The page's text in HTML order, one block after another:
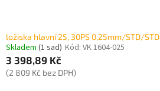
ložiska hlavní 25, 30PS 0,25mm/STD/STD
Skladem (1 sad) Kód: VK 1604-025
3 398,89 Kč
(2 809 Kč bez DPH)